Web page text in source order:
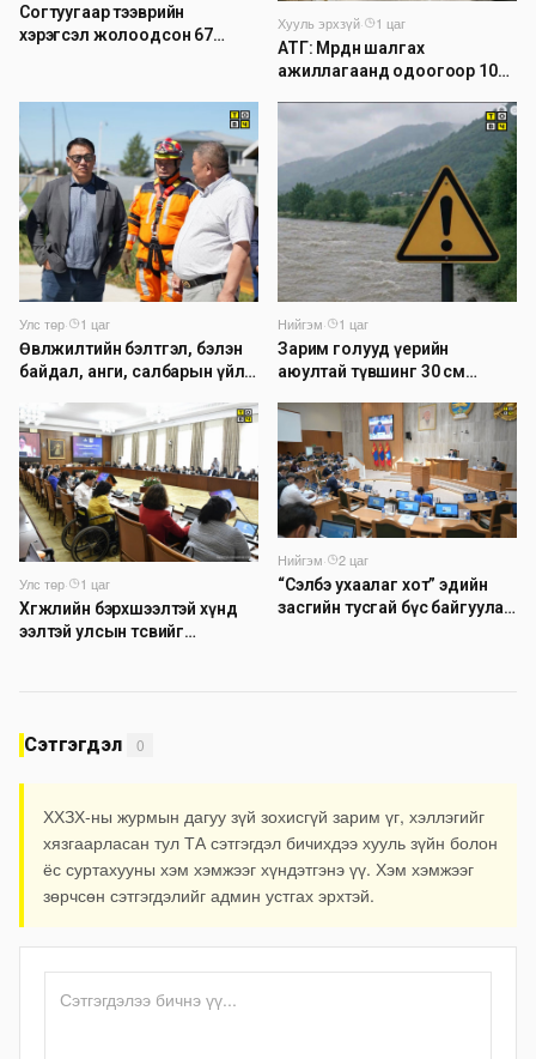
Согтуугаар тээврийн
хэрэгсэл жолоодсон 67
Хууль эрхзүй·
1 цаг
АТГ: Мөрдөн шалгах
ажиллагаанд одоогоор 1026
Улс төр·
1 цаг
Өвөлжилтийн бэлтгэл, бэлэн
байдал, анги, салбарын үйл
Нийгэм·
1 цаг
Зарим голууд үерийн
аюултай түвшинг 30 см
Улс төр·
1 цаг
Хөгжлийн бэрхшээлтэй хүнд
ээлтэй улсын төсвийг
Нийгэм·
2 цаг
“Сэлбэ ухаалаг хот” эдийн
засгийн тусгай бүс байгуулах
Сэтгэгдэл 0
ХХЗХ-ны журмын дагуу зүй зохисгүй зарим үг, хэллэгийг
хязгаарласан тул ТА сэтгэгдэл бичихдээ хууль зүйн болон
ёс суртахууны хэм хэмжээг хүндэтгэнэ үү. Хэм хэмжээг
зөрчсөн сэтгэгдэлийг админ устгах эрхтэй.